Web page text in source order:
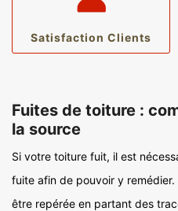
Satisfaction Clients
Fuites de toiture :
la source
Si votre toiture fuit, il est
fuite afin de pouvoir y
être repérée en partant des